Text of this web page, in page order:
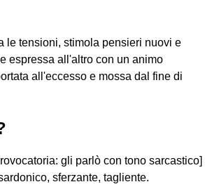
le tensioni, stimola pensieri nuovi e
espressa all'altro con un animo
all'eccesso e mossa dal fine di
gli parlò con tono sarcastico]
sferzante, tagliente.